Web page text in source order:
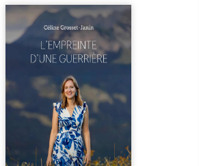
Que reste-t-il de l’enfance
lorsque la maladie impose ses
propres règles ? L’empreinte
d’une guerrière livre, sans
détour, le récit d’un quotidien
bouleversé par la maladie
chronique, l’errance médicale
et de longues hospitalisations.
L’auteure y raconte ce que les
dossiers médicaux taisent : la
peur, l’isolement, l’épuisement
et le sentiment de ne pas ...